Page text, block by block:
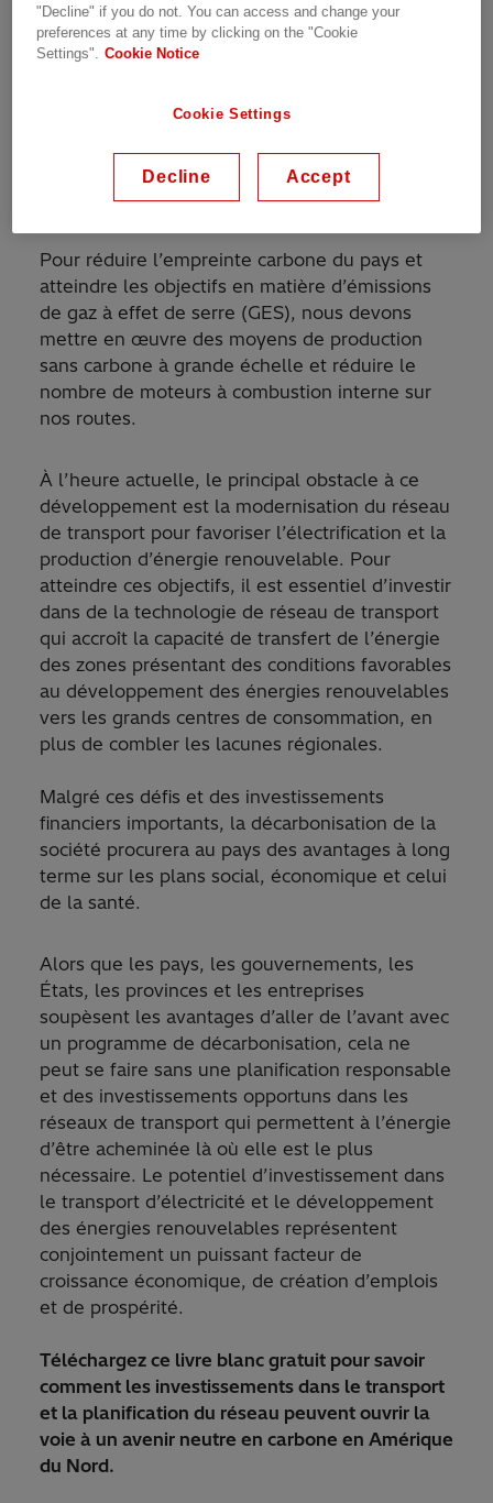
Ouvrir la voie à un avenir
neutre en carbone en
Amérique du Nord
Réduire les émissions de gaz
à effet de serre
Pour réduire l’empreinte carbone du pays et
atteindre les objectifs en matière d’émissions
de gaz à effet de serre (GES), nous devons
mettre en œuvre des moyens de production
sans carbone à grande échelle et réduire le
nombre de moteurs à combustion interne sur
nos routes.
À l’heure actuelle, le principal obstacle à ce
développement est la modernisation du réseau
de transport pour favoriser l’électrification et la
production d’énergie renouvelable. Pour
atteindre ces objectifs, il est essentiel d’investir
dans de la technologie de réseau de transport
qui accroît la capacité de transfert de l’énergie
des zones présentant des conditions favorables
au développement des énergies renouvelables
vers les grands centres de consommation, en
plus de combler les lacunes régionales.
Malgré ces défis et des investissements
financiers importants, la décarbonisation de la
société procurera au pays des avantages à long
terme sur les plans social, économique et celui
de la santé.
Alors que les pays, les gouvernements, les
États, les provinces et les entreprises
soupèsent les avantages d’aller de l’avant avec
un programme de décarbonisation, cela ne
peut se faire sans une planification responsable
et des investissements opportuns dans les
réseaux de transport qui permettent à l’énergie
d’être acheminée là où elle est le plus
nécessaire. Le potentiel d’investissement dans
le transport d’électricité et le développement
des énergies renouvelables représentent
conjointement un puissant facteur de
croissance économique, de création d’emplois
et de prospérité.
Téléchargez ce livre blanc gratuit pour savoir
comment les investissements dans le transport
et la planification du réseau peuvent ouvrir la
voie à un avenir neutre en carbone en Amérique
du Nord.
"Decline" if you do not. You can access and change your
preferences at any time by clicking on the "Cookie
Settings".
Cookie Notice
Cookie Settings
Decline Accept